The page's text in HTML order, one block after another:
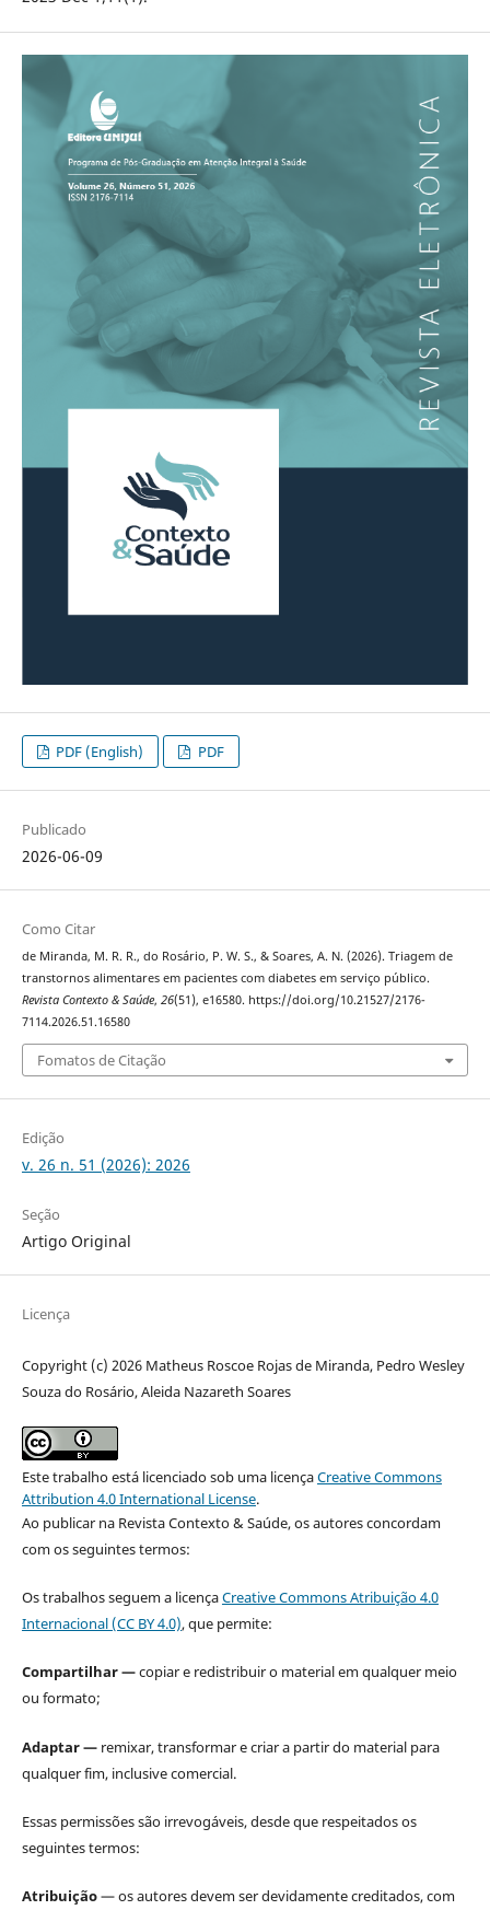
PDF (English) PDF
Publicado
2026-06-09
Como Citar
de Miranda, M. R. R., do Rosário, P. W. S., & Soares, A. N. (2026). Triagem de
transtornos alimentares em pacientes com diabetes em serviço público.
Revista Contexto & Saúde, 26(51), e16580. https://doi.org/10.21527/2176-
7114.2026.51.16580
Fomatos de Citação
Edição
v. 26 n. 51 (2026): 2026
Seção
Artigo Original
Licença
Copyright (c) 2026 Matheus Roscoe Rojas de Miranda, Pedro Wesley
Souza do Rosário, Aleida Nazareth Soares
Este trabalho está licenciado sob uma licençaCreative Commons
Attribution 4.0 International License.
Ao publicar na Revista Contexto & Saúde, os autores concordam
com os seguintes termos:
Os trabalhos seguem a licençaCreative Commons Atribuição 4.0
Internacional (CC BY 4.0), que permite:
Compartilhar —copiar e redistribuir o material em qualquer meio
ou formato;
Adaptar —remixar, transformar e criar a partir do material para
qualquer fim, inclusive comercial.
Essas permissões são irrevogáveis, desde que respeitados os
seguintes termos:
Atribuição— os autores devem ser devidamente creditados, com